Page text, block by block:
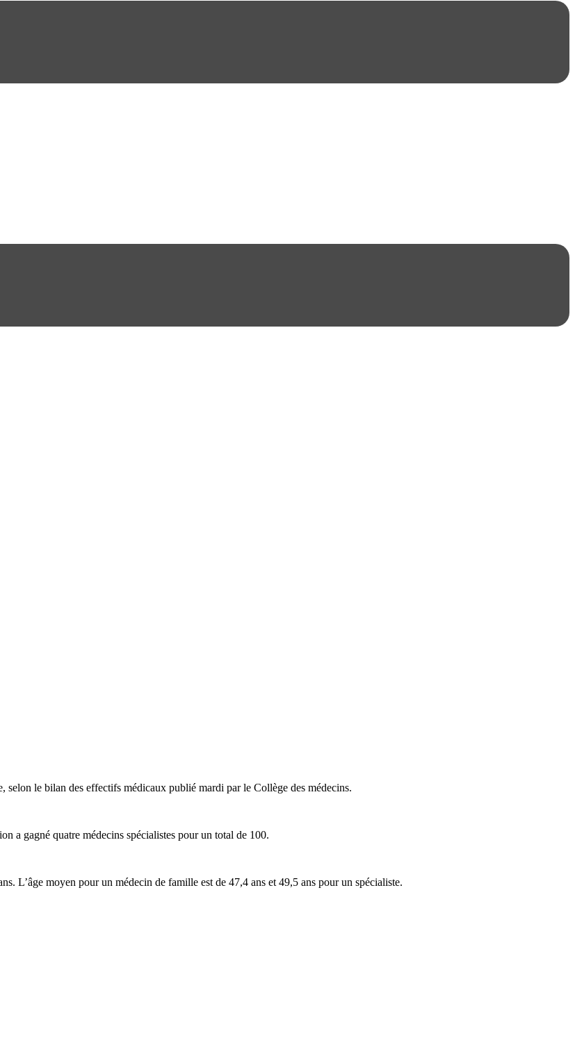
selon le bilan des effectifs médicaux publié mardi par le Collège des médecins.
a gagné quatre médecins spécialistes pour un total de 100.
L’âge moyen pour un médecin de famille est de 47,4 ans et 49,5 ans pour un spécialiste.